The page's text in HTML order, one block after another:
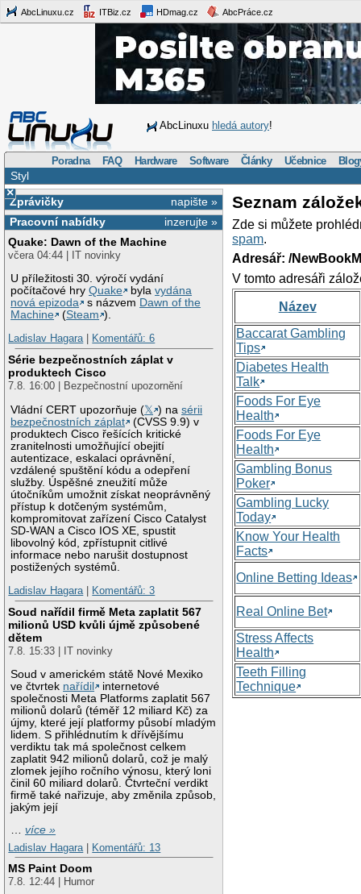
AbcLinuxu.cz ITBiz.cz HDmag.cz AbcPráce.cz
AbcLinuxu hledá autory!
Poradna FAQ Hardware Software Články Učebnice
Styl
×
napište »
Zprávičky
inzerujte »
Pracovní nabídky
Quake: Dawn of the Machine
včera 04:44 | IT novinky
U příležitosti 30. výročí vydání
počítačové hryQuake bylavydána
nová epizoda
s názvem Dawn of the
Machine
(Steam ).
Ladislav Hagara| Komentářů: 6
Série bezpečnostních záplat v
produktech Cisco
7.8. 16:00 | Bezpečnostní upozornění
Vládní CERT upozorňuje (𝕏 ) nasérii
bezpečnostních záplat
(CVSS 9.9) v
produktech Cisco řešících kritické
zranitelnosti umožňující obejití
autentizace, eskalaci oprávnění,
vzdálené spuštění kódu a odepření
služby. Úspěšné zneužití může
útočníkům umožnit získat neoprávněný
přístup k dotčeným systémům,
kompromitovat zařízení Cisco Catalyst
SD-WAN a Cisco IOS XE, spustit
libovolný kód, zpřístupnit citlivé
informace nebo narušit dostupnost
postižených systémů.
Ladislav Hagara| Komentářů: 3
Soud nařídil firmě Meta zaplatit 567
milionů USD kvůli újmě způsobené
dětem
7.8. 15:33 | IT novinky
Soud v americkém státě Nové Mexiko
ve čtvrtek nařídil
internetové
společnosti Meta Platforms zaplatit 567
milionů dolarů (téměř 12 miliard Kč) za
újmy, které její platformy působí mladým
lidem. S přihlédnutím k dřívějšímu
verdiktu tak má společnost celkem
zaplatit 942 milionů dolarů, což je malý
zlomek jejího ročního výnosu, který loni
činil 60 miliard dolarů. Čtvrteční verdikt
firmě také nařizuje, aby změnila způsob,
jakým její
…více »
Ladislav Hagara
Komentářů: 13
MS Paint Doom
7.8. 12:44 | Humor
Seznam
Zde si můžete
spam.
Adresář: /
V tomto adresáři
Název
Baccarat Gambling
Tips
Diabetes Health
Talk
Foods For Eye
Health
Foods For Eye
Health
Gambling Bonus
Poker
Gambling Lucky
Today
Know Your Health
Facts
Online Betting Ideas
Real Online Bet
Stress Affects
Health
Teeth Filling
Technique